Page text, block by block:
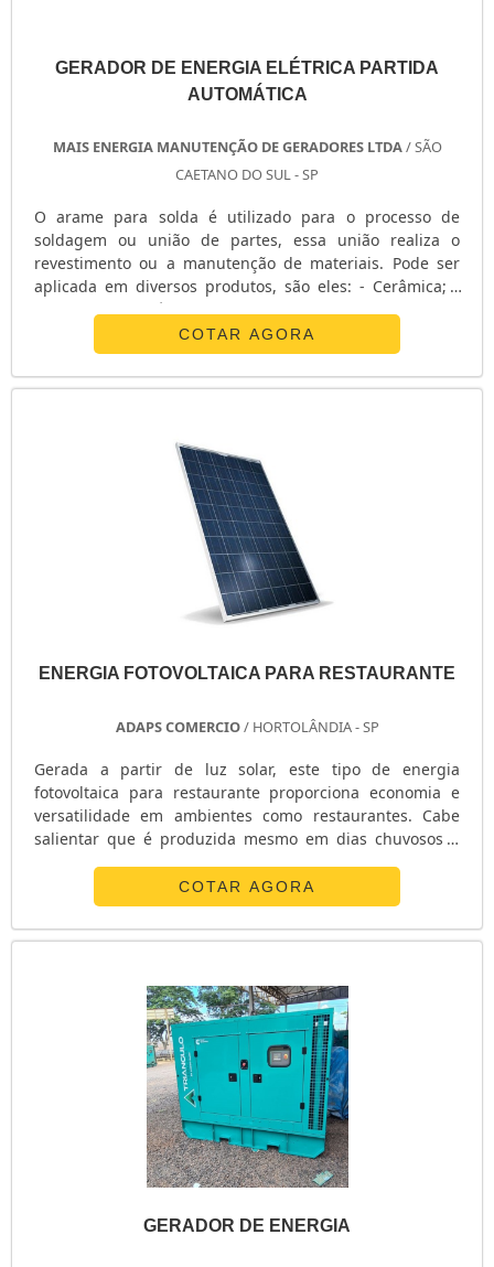
GERADOR DE ENERGIA ELÉTRICA PARTIDA
AUTOMÁTICA
MAIS ENERGIA MANUTENÇÃO DE GERADORES LTDA/ SÃO
CAETANO DO SUL - SP
O arame para solda é utilizado para o processo de
soldagem ou união de partes, essa união realiza o
revestimento ou a manutenção de materiais. Pode ser
aplicada em diversos produtos, são eles: - Cerâmica; -
Metais; - Poliméricos; Função A soldagem tem como
principal função realizar a junção de equipamentos
através soldagem, fixação mecânica, parafusagem ou
colagem. O processo de soldagem é feito através do
COTAR AGORA
ENERGIA FOTOVOLTAICA PARA RESTAURANTE
ADAPS COMERCIO/ HORTOLÂNDIA - SP
Gerada a partir de luz solar, este tipo de energia
fotovoltaica para restaurante proporciona economia e
versatilidade em ambientes como restaurantes. Cabe
salientar que é produzida mesmo em dias chuvosos e
Ademais, quanto maior a radiação, também será a
produção de energia.O EQUIPAMENTO DEVE SER
INSTALADO POR ESPECIALISTASPor isso, no momento de
COTAR AGORA
GERADOR DE ENERGIA